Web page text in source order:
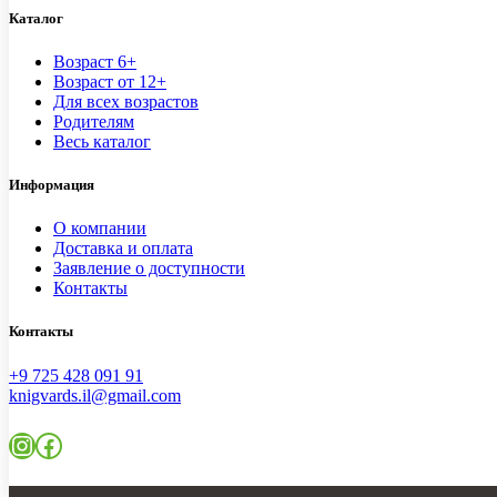
Каталог
Возраст 6+
Возраст от 12+
Для всех возрастов
Родителям
Весь каталог
Информация
О компании
Доставка и оплата
Заявление о доступности
Контакты
Контакты
+9 725 428 091 91
knigvards.il@gmail.com